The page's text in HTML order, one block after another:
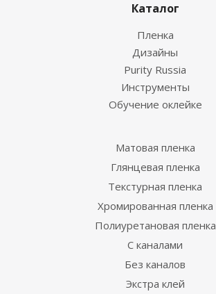
Каталог
Пленка
Дизайны
Purity Russia
Инструменты
Обучение оклейке
Матовая пленка
Глянцевая пленка
Текстурная пленка
Хромированная пленка
Полиуретановая пленка
С каналами
Без каналов
Экстра клей